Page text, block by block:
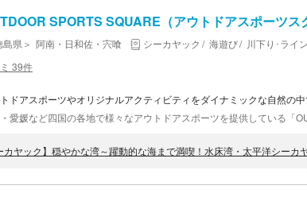
SPORTS SQUARE（アウトドアスポーツス
島県 阿南・日和佐・宍喰 シーカヤック 海遊び 川下り･ライ
39件
ドアスポーツやオリジナルアクティビティをダイナミックな自然の中
カヤック】穏やかな湾～躍動的な海まで満喫！水床湾・太平洋シーカ